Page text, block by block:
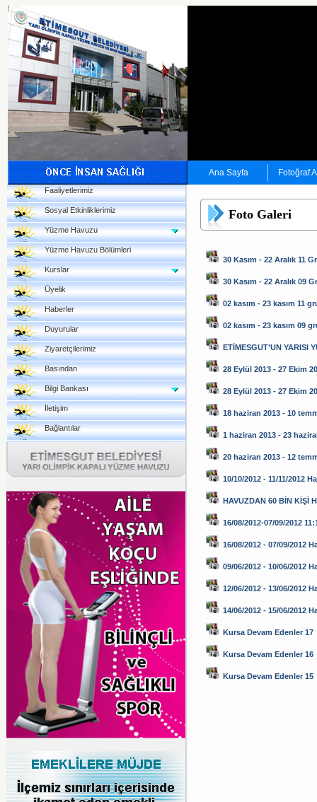
Ana Sayfa Fotoğraf
Faaliyetlerimiz
Sosyal Etkinliklerimiz
Yüzme Havuzu
Yüzme Havuzu Bölümleri
Kurslar
Üyelik
Haberler
Duyurular
Ziyaretçilerimiz
Basından
Bilgi Bankası
İletişim
Bağlantılar
Foto Galeri
30 Kasım - 22 Aralık 11
30 Kasım - 22 Aralık 09
02 kasım - 23 kasım 11
02 kasım - 23 kasım 09
ETİMESGUT’UN YARISI
28 Eylül 2013 - 27 Ekim
28 Eylül 2013 - 27 Ekim
18 haziran 2013 - 10
1 haziran 2013 - 23
20 haziran 2013 - 12
10/10/2012 - 11/11/2012
HAVUZDAN 60 BİN KİŞİ
16/08/2012-07/09/2012
16/08/2012 - 07/09/2012
09/06/2012 - 10/06/2012
12/06/2012 - 13/06/2012
14/06/2012 - 15/06/2012
Kursa Devam Edenler 17
Kursa Devam Edenler 16
Kursa Devam Edenler 15